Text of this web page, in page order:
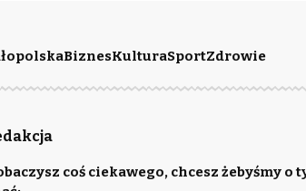
BiznesKulturaSportZdrowie
coś ciekawego, chcesz żebyśmy o